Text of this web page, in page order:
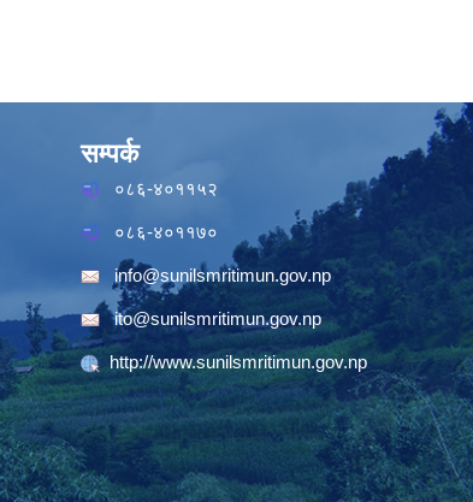
सम्पर्क
०८६-४०११५२
०८६-४०११७०
info@sunilsmritimun.gov.np
ito@sunilsmritimun.gov.np
http://www.sunilsmritimun.gov.np